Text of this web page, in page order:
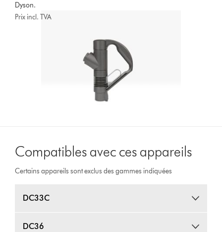
Dyson.
Prix incl. TVA
Compatibles avec ces appareils
Certains appareils sont exclus des gammes indiquées
DC33C
DC36